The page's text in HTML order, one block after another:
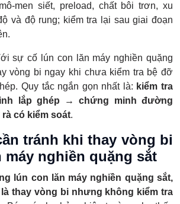
men siết, preload, chất bôi trơn, xu
và độ rung; kiểm tra lại sau giai đoạn
sự cố lún con lăn máy nghiền quặng
vòng bi ngay khi chưa kiểm tra bệ đỡ
Quy tắc ngắn gọn nhất là: kiểm tra
lắp ghép → chứng minh đường
có kiểm soát.
tránh khi thay vòng bi
máy nghiền quặng sắt
lún con lăn máy nghiền quặng sắt,
thay vòng bi nhưng không kiểm tra